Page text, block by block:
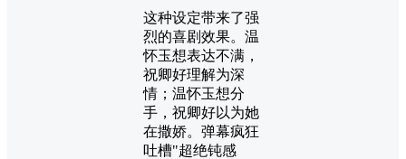
这种设定带来了强
烈的喜剧效果。温
怀玉想表达不满，
祝卿好理解为深
情；温怀玉想分
手，祝卿好以为她
在撒娇。弹幕疯狂
吐槽"超绝钝感